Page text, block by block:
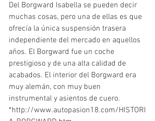
Del Borgward Isabella se pueden decir
muchas cosas, pero una de ellas es que
ofrecía la única suspensión trasera
independiente del mercado en aquellos
años. El Borgward fue un coche
prestigioso y de una alta calidad de
acabados. El interior del Borgward era
muy alemán, con muy buen
instrumental y asientos de cuero.
*http://www.autopasion18.com/HISTORI